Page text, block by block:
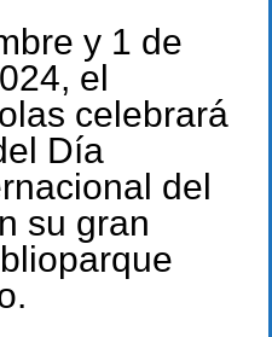
y 1 de
el
celebrará
Día
del
su gran